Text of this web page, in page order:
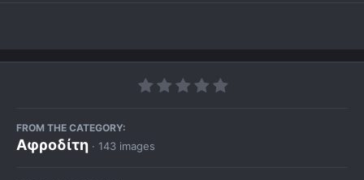
FROM THE CATEGORY:
Αφροδίτη · 143 images